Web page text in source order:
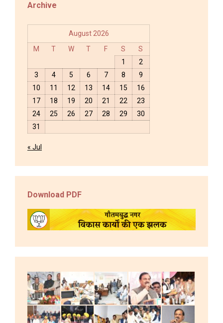
Archive
August 2026
M
T W T F S
S
1
2
3
4 5 6 7 8
9
10
11 12 13 14 15
16
17
18 19 20 21 22
23
24
25 26 27 28 29
30
31
« Jul
Download PDF